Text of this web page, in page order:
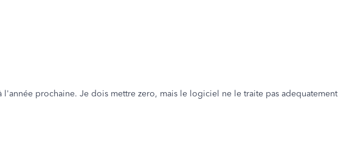
l'année prochaine. Je dois mettre zero, mais le logiciel ne le traite pas adequatement